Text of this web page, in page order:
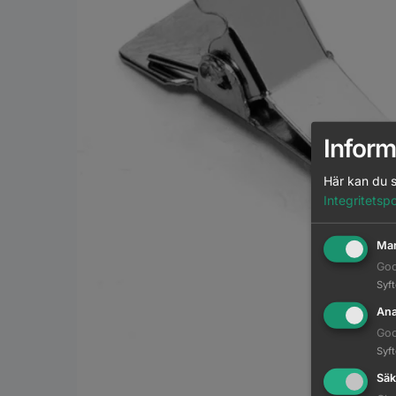
Här kan du